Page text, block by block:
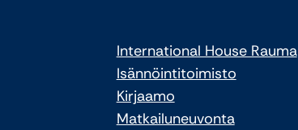
International House Rauma
Isännöintitoimisto
Kirjaamo
Matkailuneuvonta